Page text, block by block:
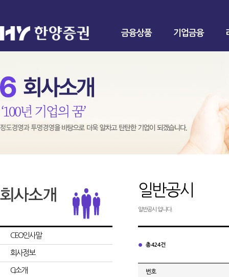
금융상품 기업금융
CEO인사말
회사정보
CI소개
일반공시
일반공시 입니다.
총 424건
번호